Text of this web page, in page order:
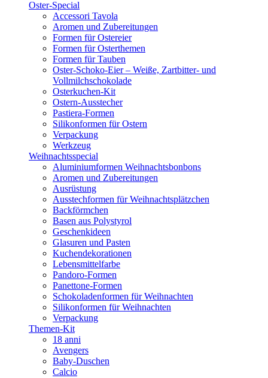
Oster-Special
Accessori Tavola
Aromen und Zubereitungen
Formen für Ostereier
Formen für Osterthemen
Formen für Tauben
Oster-Schoko-Eier – Weiße, Zartbitter- und
Vollmilchschokolade
Osterkuchen-Kit
Ostern-Ausstecher
Pastiera-Formen
Silikonformen für Ostern
Verpackung
Werkzeug
Weihnachtsspecial
Aluminiumformen Weihnachtsbonbons
Aromen und Zubereitungen
Ausrüstung
Ausstechformen für Weihnachtsplätzchen
Backförmchen
Basen aus Polystyrol
Geschenkideen
Glasuren und Pasten
Kuchendekorationen
Lebensmittelfarbe
Pandoro-Formen
Panettone-Formen
Schokoladenformen für Weihnachten
Silikonformen für Weihnachten
Verpackung
Themen-Kit
18 anni
Avengers
Baby-Duschen
Calcio